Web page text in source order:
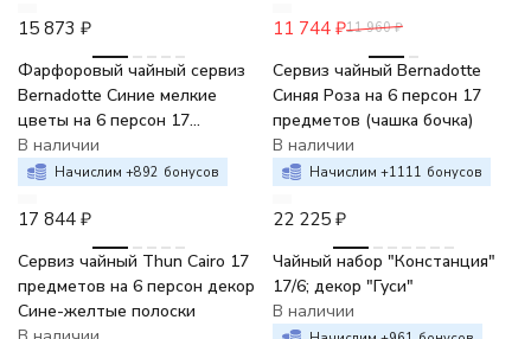
15 873 ₽ 11 744 ₽11 960 ₽
Фарфоровый чайный сервиз
Bernadotte Синие мелкие
цветы на 6 персон 17
предметов
В наличии
Начислим +892 бонусов
17 844 ₽
Сервиз чайный Bernadotte
Синяя Роза на 6 персон 17
предметов (чашка бочка)
В наличии
Начислим +1111 бонусов
22 225 ₽
Сервиз чайный Thun Cairo 17
предметов на 6 персон декор
Сине-желтые полоски
Чайный набор "Констанция"
17/6; декор "Гуси"
В наличии